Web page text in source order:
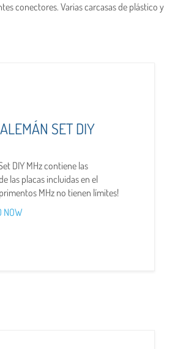
conectores. Varias carcasas de plástico y
SET DIY
DIY MHz contiene las
las placas incluidas en el
MHz no tienen límites!
NOW